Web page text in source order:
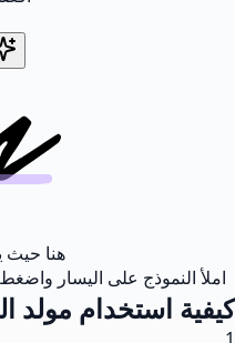
هنا
املأ النموذج على اليسار
كيفية استخدام مولد